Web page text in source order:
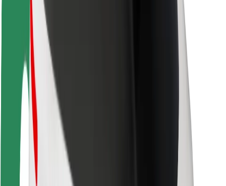
Segurança dos passageiros
Segurança dos motoristas
Segurança das trotinetes
Safety Lab
Cidades
Localizações
Soluções para as cidades
Aeroportos
Estações de carregamento da Bolt
Ajuda